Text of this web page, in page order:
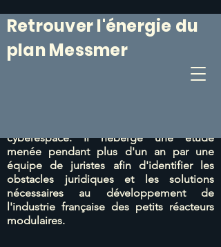
Le 6 mars 1974, le Plan Messmer était
d'un programme de
cyberespace. Il héberge une étude
menée pendant plus d'un an par une
équipe de juristes afin d'identifier les
obstacles juridiques et les solutions
nécessaires au développement de
l'industrie française des petits réacteurs
modulaires.
Retrouver l'énergie du
plan Messmer